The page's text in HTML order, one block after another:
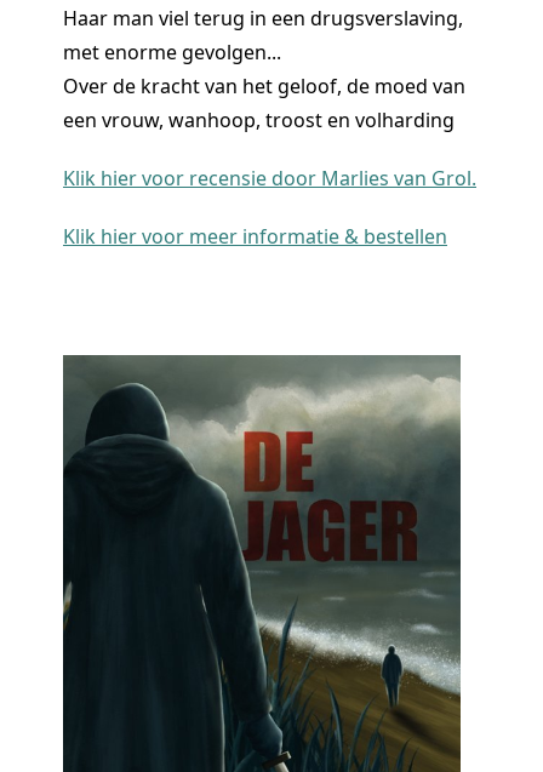
Haar man viel terug in een drugsverslaving,
met enorme gevolgen...
Over de kracht van het geloof, de moed van
een vrouw, wanhoop, troost en volharding
Klik hier voor recensie door Marlies van Grol.
Klik hier voor meer informatie & bestellen